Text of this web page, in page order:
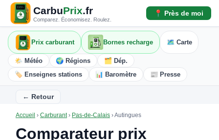
CarbuPrix.fr
Comparez. Économisez. Roulez.
📍 Près de moi
Prix carburant Bornes recharge 🗺️ Carte
🌤️ Météo 🌍 Régions
🗂️ Dép.
🏷️ Enseignes stations
📊 Baromètre 📰 Presse
← Retour
Accueil › Carburant› Pas-de-Calais ›Autingues
Comparateur prix